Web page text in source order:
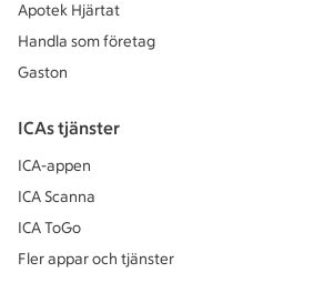
Apotek Hjärtat
Handla som företag
Gaston
ICAs tjänster
ICA-appen
ICA Scanna
ICA ToGo
Fler appar och tjänster